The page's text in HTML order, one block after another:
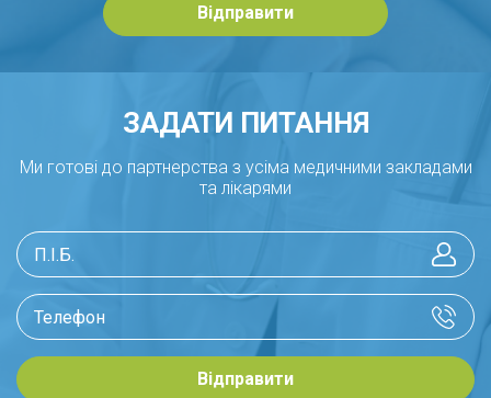
Відправити
ЗАДАТИ ПИТАННЯ
Ми готові до партнерства з усіма медичними закладами
та лікарями
Відправити